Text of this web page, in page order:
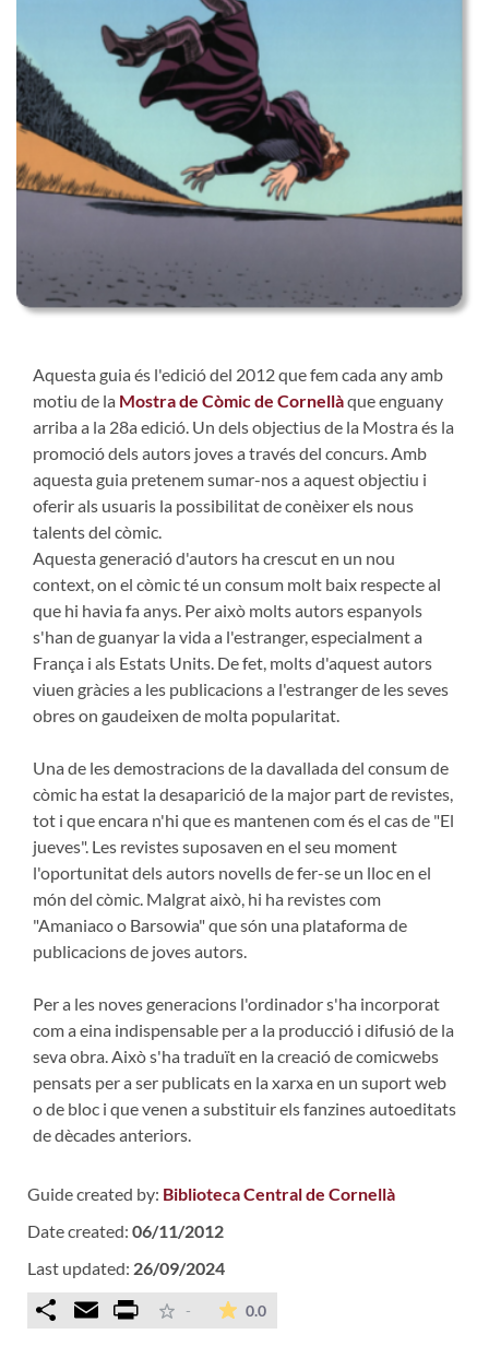
Aquesta guia és l'edició del 2012 que fem cada any amb
motiu de la Mostra de Còmic de Cornellàque enguany
arriba a la 28a edició. Un dels objectius de la Mostra és la
promoció dels autors joves a través del concurs. Amb
aquesta guia pretenem sumar-nos a aquest objectiu i
oferir als usuaris la possibilitat de conèixer els nous
talents del còmic.
Aquesta generació d'autors ha crescut en un nou
context, on el còmic té un consum molt baix respecte al
que hi havia fa anys. Per això molts autors espanyols
s'han de guanyar la vida a l'estranger, especialment a
França i als Estats Units. De fet, molts d'aquest autors
viuen gràcies a les publicacions a l'estranger de les seves
obres on gaudeixen de molta popularitat.
Una de les demostracions de la davallada del consum de
còmic ha estat la desaparició de la major part de revistes,
tot i que encara n'hi que es mantenen com és el cas de "El
jueves". Les revistes suposaven en el seu moment
l'oportunitat dels autors novells de fer-se un lloc en el
món del còmic. Malgrat això, hi ha revistes com
"Amaniaco o Barsowia" que són una plataforma de
publicacions de joves autors.
Per a les noves generacions l'ordinador s'ha incorporat
com a eina indispensable per a la producció i difusió de la
seva obra. Això s'ha traduït en la creació de comicwebs
pensats per a ser publicats en la xarxa en un suport web
o de bloc i que venen a substituir els fanzines autoeditats
de dècades anteriors.
Guide created by: Biblioteca Central de Cornellà
Date created: 06/11/2012
Last updated: 26/09/2024
Comparteix
Email Print - 0.0The average rating is 0 stars